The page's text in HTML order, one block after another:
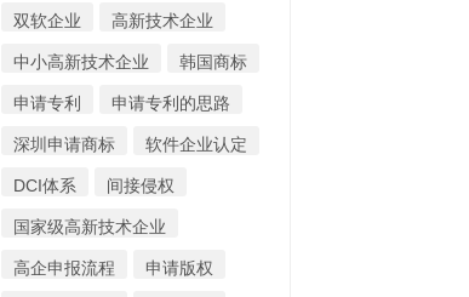
双软企业 高新技术企业
中小高新技术企业 韩国商标
申请专利 申请专利的思路
深圳申请商标 软件企业认定
DCI体系 间接侵权
国家级高新技术企业
高企申报流程 申请版权